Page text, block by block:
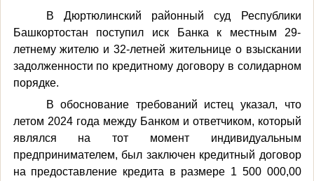
В Дюртюлинский районный суд Республики
Башкортостан поступил иск Банка к местным 29-
летнему жителю и 32-летней жительнице о взыскании
задолженности по кредитному договору в солидарном
порядке.
В обоснование требований истец указал, что
летом 2024 года между Банком и ответчиком, который
являлся на тот момент индивидуальным
предпринимателем, был заключен кредитный договор
на предоставление кредита в размере 1 500 000,00